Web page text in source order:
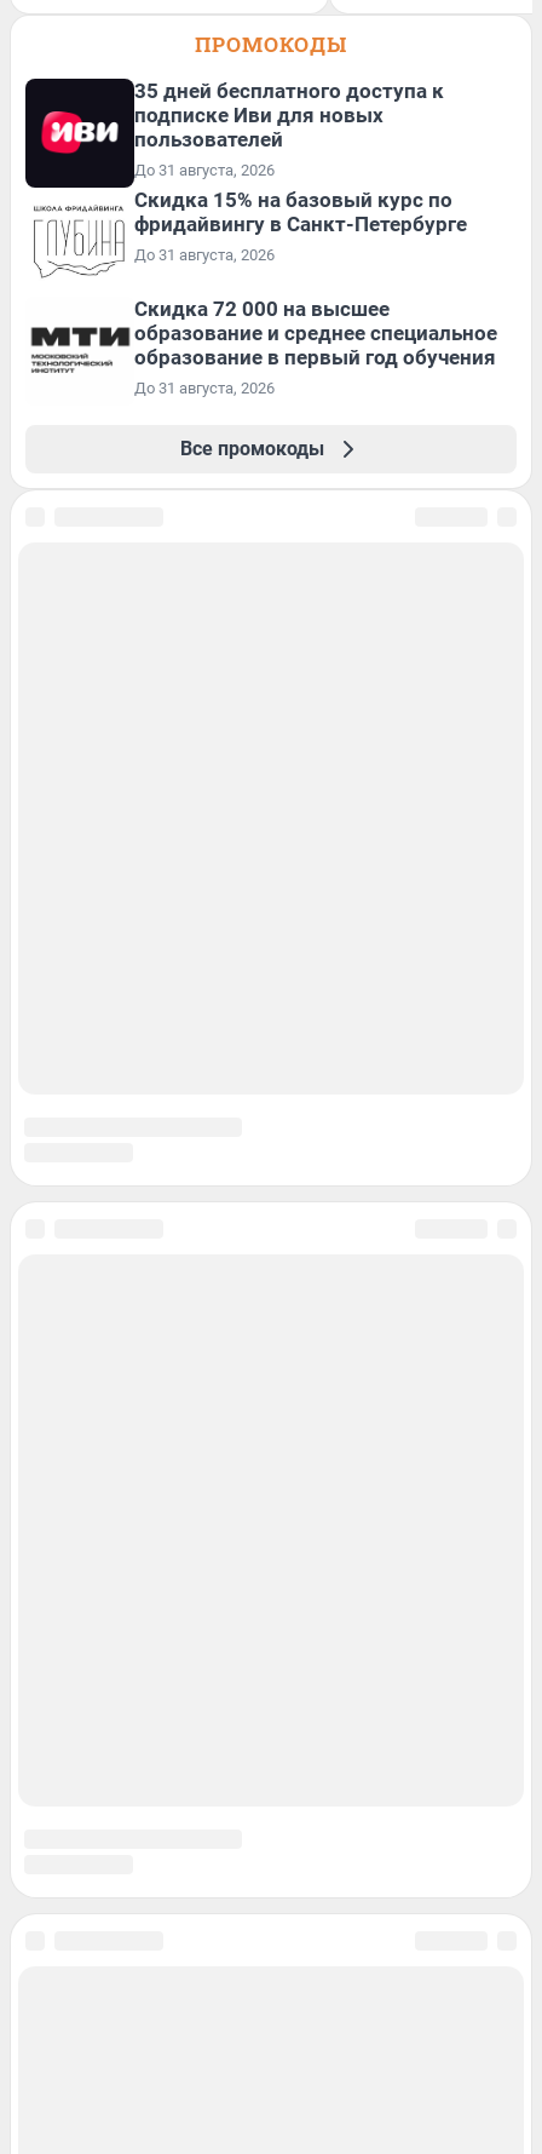
ПРОМОКОДЫ
35 дней бесплатного доступа к
подписке Иви для новых
пользователей
До 31 августа, 2026
Скидка 15% на базовый курс по
фридайвингу в Санкт-Петербурге
До 31 августа, 2026
Скидка 72 000 на высшее
образование и среднее специальное
образование в первый год обучения
До 31 августа, 2026
Все промокоды